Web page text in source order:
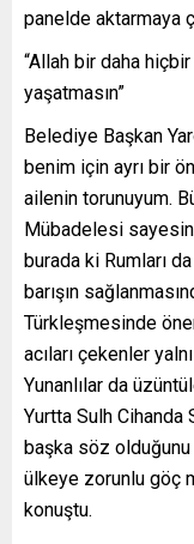
panelde aktarmaya
“Allah bir daha
yaşatmasın”
Belediye Başkan
benim için ayrı bir
ailenin torunuyum.
Mübadelesi
burada ki Rumları
barışın
Türkleşmesinde
acıları çekenler
Yunanlılar da
Yurtta Sulh Cihanda
başka söz
ülkeye zorunlu göç
konuştu.